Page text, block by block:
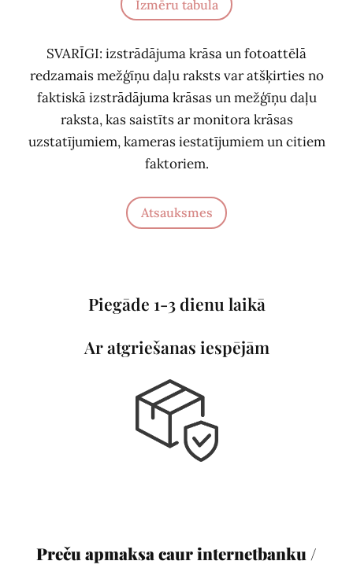
Izmēru tabula
SVARĪGI: izstrādājuma krāsa un fotoattēlā
redzamais mežģīņu daļu raksts var atšķirties no
faktiskā izstrādājuma krāsas un mežģīņu daļu
raksta, kas saistīts ar monitora krāsas
uzstatījumiem, kameras iestatījumiem un citiem
faktoriem.
Atsauksmes
Piegāde 1-3 dienu laikā
Ar atgriešanas iespējām
Preču apmaksa caur internetbanku /